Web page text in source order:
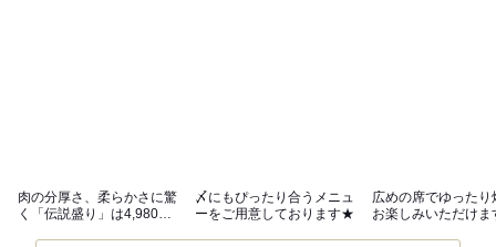
肉の分厚さ、柔らかさに驚
く「伝説盛り」は4,980
〆にもぴったり合うメニュ
ーをご用意しております★
広めの席でゆったり
お楽しみいただけま